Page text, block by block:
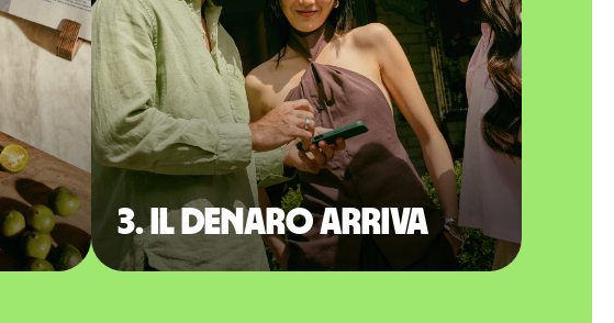
3. Il denaro arriva